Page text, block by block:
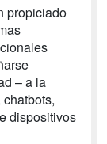
propiciado
– a la
dispositivos